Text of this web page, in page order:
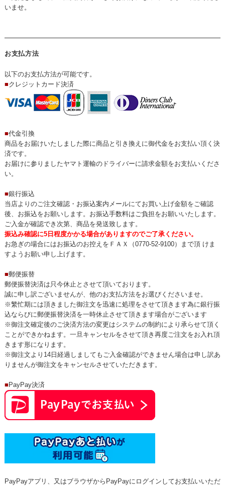
いませ。
お支払方法
以下のお支払方法が可能です。
■クレジットカード決済
■代金引換
商品をお届けいたしました際に商品と引き換えに御代金をお支払い頂く決
済です。
お届けに参りましたヤマト運輸のドライバーに請求金額をお支払いくださ
い。
■銀行振込
当店よりのご注文確認・お振込案内メールにてお買い上げ金額をご確認
後、お振込をお願いします。お振込手数料はご負担をお願いいたします。
ご入金が確認でき次第、商品を発送致します。
振込み確認に5日程度かかる場合がありますのでご了承ください。
お急ぎの場合にはお振込のお控えをＦＡＸ（0770-52-9100）まで頂 けま
すようお願い申し上げます。
■郵便振替
郵便振替決済は只今休止とさせて頂いております。
誠に申し訳ございませんが、他のお支払方法をお選びくださいませ。
※繁忙期には頂きました御注文を迅速に処理をさせて頂きます為に銀行振
込ならびに郵便振替決済を一時休止させて頂きます場合がございます
※御注文確定後のご決済方法の変更はシステムの制約により承らせて頂く
ことができかねます。一旦キャンセルをさせて頂き再度ご注文をお入れ頂
きます形になります。
※御注文より14日経過しましてもご入金確認ができません場合は申し訳あ
りませんが御注文をキャンセルさせていただきます。
■ PayPay決済
PayPayアプリ、又はブラウザからPayPayにログインしてお支払いいただ